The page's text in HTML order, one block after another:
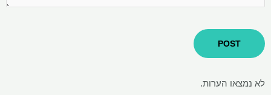
לא נמצאו הערות.